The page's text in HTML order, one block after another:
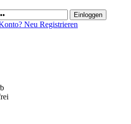
Neu Registrieren